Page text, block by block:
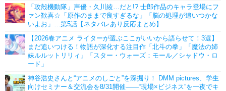
「攻殻機動隊」声優・久川綾…だと!? 士郎作品のキャラ登場にフ
ァン歓喜☆「原作のままで良すぎるな」「脳の処理が追いつかな
いよお」…第5話【ネタバレあり反応まとめ】
【2026春アニメ ライターが選ぶここがいいから語らせて！3選】
まだ追いつける！物語が深化する注目作「北斗の拳」「魔法の姉
妹ルルットリリィ」「スター・ウォーズ：モール／シャドウ・ロ
ード」
神谷浩史さんと“アニメのしごと”を深掘り！ DMM pictures、学生
向けセミナー＆交流会を8/31開催――“現場×ビジネス”を一夜でキ